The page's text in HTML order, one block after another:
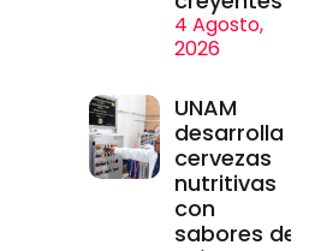
4 Agosto,
2026
UNAM
desarrolla
cervezas
nutritivas
con
sabores de